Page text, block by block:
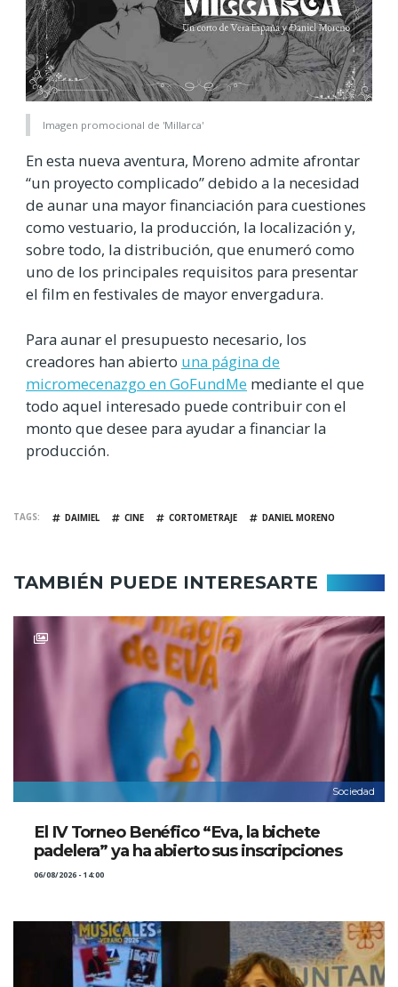
Imagen promocional de 'Millarca'
En esta nueva aventura, Moreno admite afrontar
“un proyecto complicado” debido a la necesidad
de aunar una mayor financiación para cuestiones
como vestuario, la producción, la localización y,
sobre todo, la distribución, que enumeró como
uno de los principales requisitos para presentar
el film en festivales de mayor envergadura.
Para aunar el presupuesto necesario, los
creadores han abierto una página de
micromecenazgo en GoFundMe mediante el que
todo aquel interesado puede contribuir con el
monto que desee para ayudar a financiar la
producción.
TAGS DAIMIEL CINE CORTOMETRAJE DANIEL MORENO
TAMBIÉN PUEDE INTERESARTE
Sociedad
El IV Torneo Benéfico “Eva, la bichete
padelera” ya ha abierto sus inscripciones
06/08/2026 - 14:00